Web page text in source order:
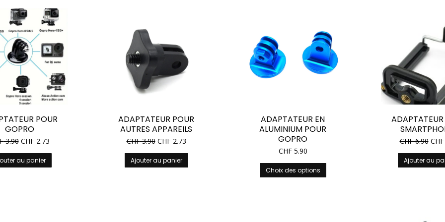
POUR
GOPRO
3.90 CHF2.73
au panier
ADAPTATEUR POUR
AUTRES APPAREILS
CHF3.90 CHF2.73
Ajouter au panier
ADAPTATEUR EN
ALUMINIUM POUR
GOPRO
CHF5.90
Choix des options
Ce
produit
CHF6.90 CHF
Ajouter au